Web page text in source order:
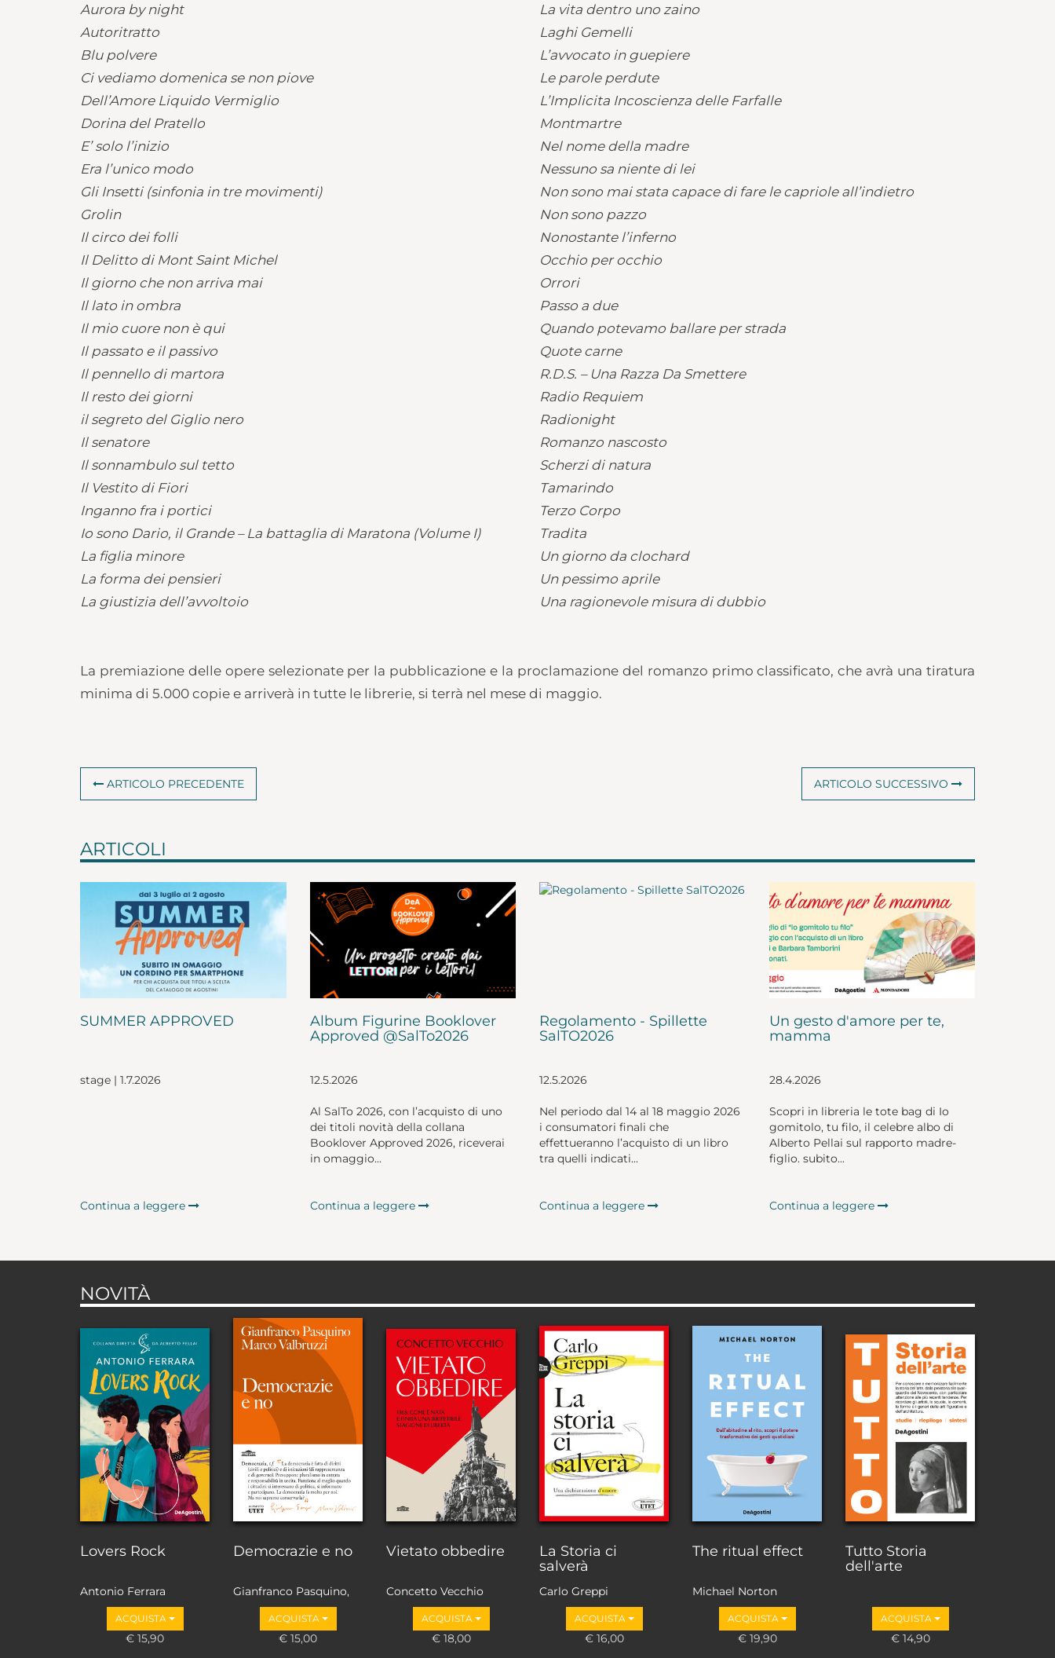
Aurora by night
Autoritratto
Blu polvere
Ci vediamo domenica se non piove
Dell’Amore Liquido Vermiglio
Dorina del Pratello
E’ solo l’inizio
Era l’unico modo
Gli Insetti (sinfonia in tre movimenti)
Grolin
Il circo dei folli
Il Delitto di Mont Saint Michel
Il giorno che non arriva mai
Il lato in ombra
Il mio cuore non è qui
Il passato e il passivo
Il pennello di martora
Il resto dei giorni
il segreto del Giglio nero
Il senatore
Il sonnambulo sul tetto
Il Vestito di Fiori
Inganno fra i portici
Io sono Dario, il Grande – La battaglia di Maratona (Volume I)
La figlia minore
La forma dei pensieri
La giustizia dell’avvoltoio
La vita dentro uno zaino
Laghi Gemelli
L’avvocato in guepiere
Le parole perdute
L’Implicita Incoscienza delle Farfalle
Montmartre
Nel nome della madre
Nessuno sa niente di lei
Non sono mai stata capace di fare le capriole all’indietro
Non sono pazzo
Nonostante l’inferno
Occhio per occhio
Orrori
Passo a due
Quando potevamo ballare per strada
Quote carne
R.D.S. – Una Razza Da Smettere
Radio Requiem
Radionight
Romanzo nascosto
Scherzi di natura
Tamarindo
Terzo Corpo
Tradita
Un giorno da clochard
Un pessimo aprile
Una ragionevole misura di dubbio
La premiazione delle opere selezionate per la pubblicazione e la proclamazione del romanzo primo classificato, che avrà una tiratura
minima di 5.000 copie e arriverà in tutte le librerie, si terrà nel mese di maggio.
ARTICOLO PRECEDENTE ARTICOLO SUCCESSIVO
ARTICOLI
SUMMER APPROVED
stage | 1.7.2026
Continua a leggere
Album Figurine Booklover
Approved @SalTo2026
12.5.2026
Al SalTo 2026, con l’acquisto di uno
dei titoli novità della collana
Booklover Approved 2026, riceverai
in omaggio...
Continua a leggere
Regolamento - Spillette
SalTO2026
12.5.2026
Nel periodo dal 14 al 18 maggio 2026
i consumatori finali che
effettueranno l’acquisto di un libro
tra quelli indicati...
Continua a leggere
Un gesto d'amore per te,
mamma
28.4.2026
Scopri in libreria le tote bag di Io
gomitolo, tu filo, il celebre albo di
Alberto Pellai sul rapporto madre-
figlio. subito...
Continua a leggere
NOVITÀ
Lovers Rock
Antonio Ferrara
ACQUISTA
€ 15,90
Democrazie e no
Gianfranco Pasquino,
Marco Valbruzzi
ACQUISTA
€ 15,00
Vietato obbedire
Concetto Vecchio
ACQUISTA
€ 18,00
La Storia ci
salverà
Carlo Greppi
ACQUISTA
€ 16,00
The ritual effect
Michael Norton
ACQUISTA
€ 19,90
Tutto Storia
dell'arte
ACQUISTA
€ 14,90